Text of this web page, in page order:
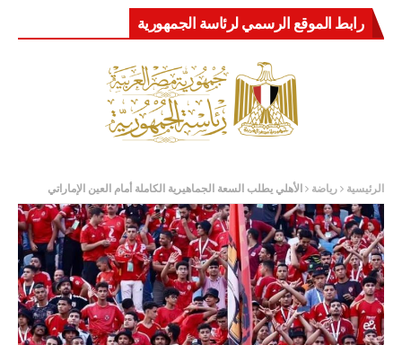
رابط الموقع الرسمي لرئاسة الجمهورية
الرئيسية رياضة الأهلي يطلب السعة الجماهيرية الكاملة أمام العين الإماراتي